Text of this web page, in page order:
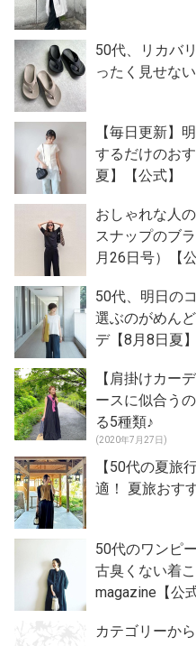
50代、リカバ
ったく見せな
【毎日更新】
するだけのお
夏】【公式】
おしゃれな人
スナップのブ
月26日号）【公
50代、明日の
選ぶのがめん
デ【8月8日夏
【肩掛けカー
ースに似合う
る5種類♪
(2020年7月27日)
【50代の夏旅
適！ 夏旅おす
50代のワンピ
古臭くない着
magazine【公式
カテゴリーか